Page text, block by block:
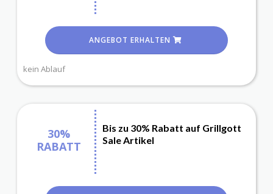
ANGEBOT ERHALTEN
kein Ablauf
30%
RABATT
Bis zu 30% Rabatt auf Grillgott
Sale Artikel